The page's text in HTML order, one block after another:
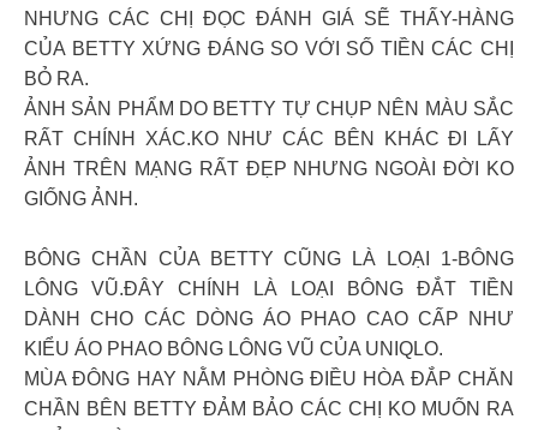
NHƯNG CÁC CHỊ ĐỌC ĐÁNH GIÁ SẼ THẤY-HÀNG
CỦA BETTY XỨNG ĐÁNG SO VỚI SỐ TIỀN CÁC CHỊ
BỎ RA.
ẢNH SẢN PHẨM DO BETTY TỰ CHỤP NÊN MÀU SẮC
RẤT CHÍNH XÁC.KO NHƯ CÁC BÊN KHÁC ĐI LẤY
ẢNH TRÊN MẠNG RẤT ĐẸP NHƯNG NGOÀI ĐỜI KO
GIỐNG ẢNH.
BÔNG CHẦN CỦA BETTY CŨNG LÀ LOẠI 1-BÔNG
LÔNG VŨ.ĐÂY CHÍNH LÀ LOẠI BÔNG ĐẮT TIỀN
DÀNH CHO CÁC DÒNG ÁO PHAO CAO CẤP NHƯ
KIỂU ÁO PHAO BÔNG LÔNG VŨ CỦA UNIQLO.
MÙA ĐÔNG HAY NẰM PHÒNG ĐIỀU HÒA ĐẮP CHĂN
CHẦN BÊN BETTY ĐẢM BẢO CÁC CHỊ KO MUỐN RA